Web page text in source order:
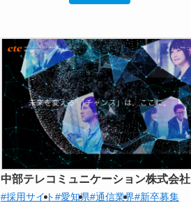
中部テレコミュニケーション株式会社
#採用サイト#愛知県#通信業界#新卒募集